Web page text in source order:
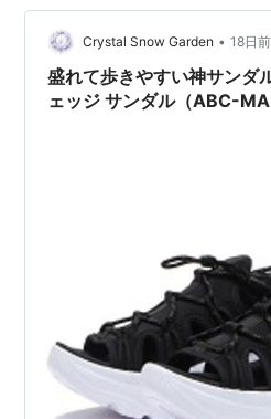
Crystal Snow Garden • 18日前
盛れて歩きやすい神サン
ェッジ サンダル（ABC-